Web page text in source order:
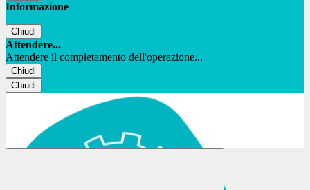
Informazione
Chiudi
Attendere...
Attendere il completamento dell'operazione...
Chiudi
Chiudi